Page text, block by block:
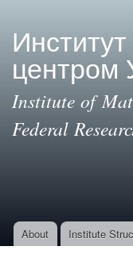
Institute of
Federal
Main menu
About Institute